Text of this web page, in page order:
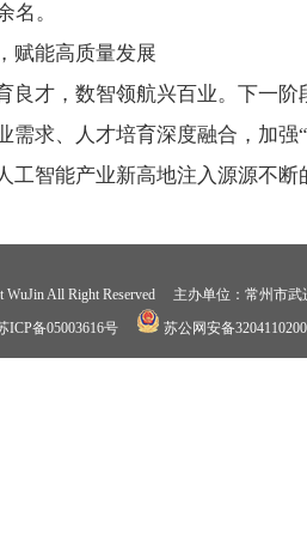
名。
赋能高质量发展
良才，数智领航兴百业。下一
需求、人才培育深度融合，加
工智能产业新高地注入源源不断
WuJin All Right Reserved 主办单位：常州
ICP备05003616号
苏公网安备